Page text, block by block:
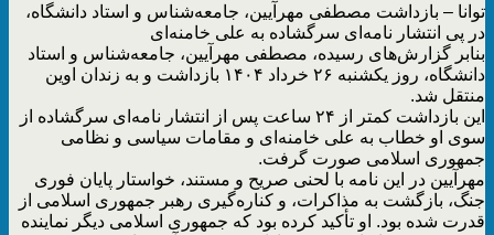
توانا – بازداشت مصطفی مهرآیین، جامعه‌شناس و استاد دانشگاه،
در پی انتشار نامه‌ای سرگشاده به علی خامنه‌ای
بنابر گزارش‌های رسیده، مصطفی مهرآیین، جامعه‌شناس و استاد
دانشگاه، روز یکشنبه ۲۶ خرداد ۱۴۰۴ بازداشت و به زندان اوین
منتقل شد.
این بازداشت کمتر از ۲۴ ساعت پس از انتشار نامه‌ای سرگشاده از
سوی او خطاب به علی خامنه‌ای و مقامات سیاسی و نظامی
جمهوری اسلامی صورت گرفت.
مهرآیین در این نامه‌ با لحنی صریح و مستند، خواستار پایان فوری
جنگ، بازگشت به مذاکرات، و کناره‌گیری رهبر جمهوری اسلامی از
قدرت شده بود. او تأکید کرده بود که جمهوری اسلامی دیگر نماینده